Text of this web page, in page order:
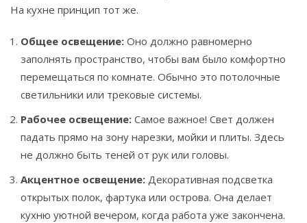
На кухне принцип тот же.
Общее освещение: Оно должно равномерно
заполнять пространство, чтобы вам было комфортно
перемещаться по комнате. Обычно это потолочные
светильники или трековые системы.
Рабочее освещение: Самое важное! Свет должен
падать прямо на зону нарезки, мойки и плиты. Здесь
не должно быть теней от рук или головы.
Акцентное освещение: Декоративная подсветка
открытых полок, фартука или острова. Она делает
кухню уютной вечером, когда работа уже закончена.